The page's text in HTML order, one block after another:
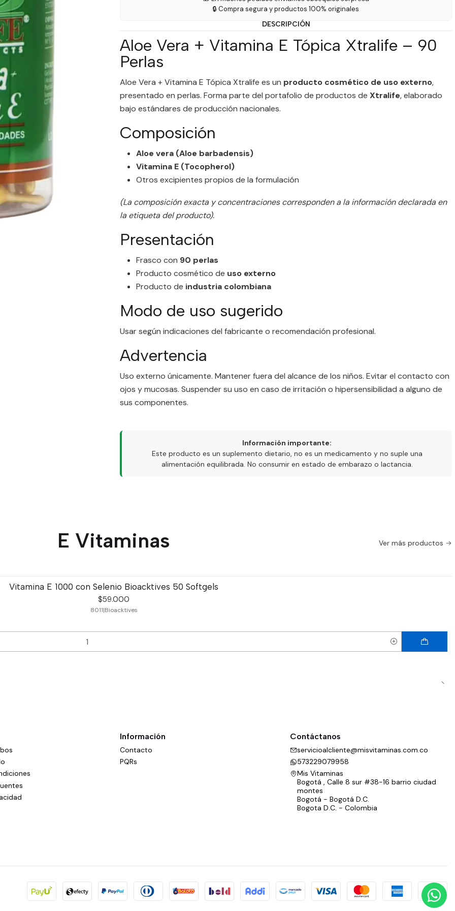
🔒 Compra segura y productos 100% originales
DESCRIPCIÓN
Aloe Vera + Vitamina E Tópica Xtralife – 90
Perlas
Aloe Vera + Vitamina E Tópica Xtralife es un producto cosmético de uso externo,
presentado en perlas. Forma parte del portafolio de productos de Xtralife, elaborado
bajo estándares de producción nacionales.
Composición
Aloe vera (Aloe barbadensis)
Vitamina E (Tocopherol)
Otros excipientes propios de la formulación
(La composición exacta y concentraciones corresponden a la información declarada en
la etiqueta del producto).
Presentación
Frasco con 90 perlas
Producto cosmético de uso externo
Producto de industria colombiana
Modo de uso sugerido
Usar según indicaciones del fabricante o recomendación profesional.
Advertencia
Uso externo únicamente. Mantener fuera del alcance de los niños. Evitar el contacto con
ojos y mucosas. Suspender su uso en caso de irritación o hipersensibilidad a alguno de
sus componentes.
Información importante:
Este producto es un suplemento dietario, no es un medicamento y no suple una
alimentación equilibrada. No consumir en estado de embarazo o lactancia.
E Vitaminas Ver más productos
Vitamina E 1000 con Selenio Bioacktives 50 Softgels
$59.000
8011|Bioacktives
Información
Contacto
PQRs
Contáctanos
servicioalcliente@misvitaminas.com.co
573229079958
Mis Vitaminas
Bogotá , Calle 8 sur #38-16 barrio ciudad
montes
Bogotá - Bogotá D.C.
Bogota D.C. - Colombia